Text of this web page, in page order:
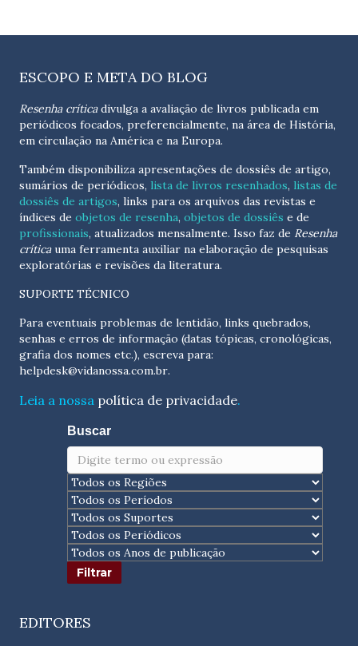
ESCOPO E META DO BLOG
Resenha críticadivulga a avaliação de livros publicada em
periódicos focados, preferencialmente, na área de História,
em circulação na América e na Europa.
Também disponibiliza apresentações de dossiês de artigo,
sumários de periódicos, lista de livros resenhados, listas de
dossiês de artigos, links para os arquivos das revistas e
índices de objetos de resenha, objetos de dossiês e de
profissionais, atualizados mensalmente. Isso faz de Resenha
críticauma ferramenta auxiliar na elaboração de pesquisas
exploratórias e revisões da literatura.
SUPORTE TÉCNICO
Para eventuais problemas de lentidão, links quebrados,
senhas e erros de informação (datas tópicas, cronológicas,
helpdesk@vidanossa.com.br.
Leia a nossa política de privacidade.
Buscar
EDITORES